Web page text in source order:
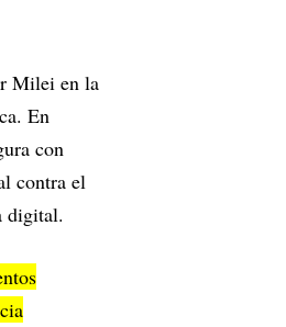
Milei en la
En
con
contra el
digital.